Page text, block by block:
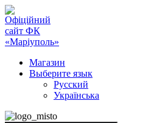
Магазин
Выберите язык
Русский
Українська